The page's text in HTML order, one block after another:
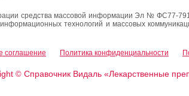
средства массовой информации Эл № ФС77-
технологий и массовых
соглашение Политика конфиденциальности
©Справочник Видаль «Лекарственные